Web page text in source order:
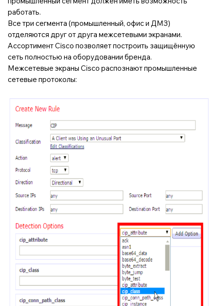
работать.
Все три сегмента (промышленный, офис и ДМЗ)
отделяются друг от друга межсетевыми экранами.
Ассортимент Cisco позволяет построить защищённую
сеть полностью на оборудовании бренда.
Межсетевые экраны Cisco распознают промышленные
сетевые протоколы: